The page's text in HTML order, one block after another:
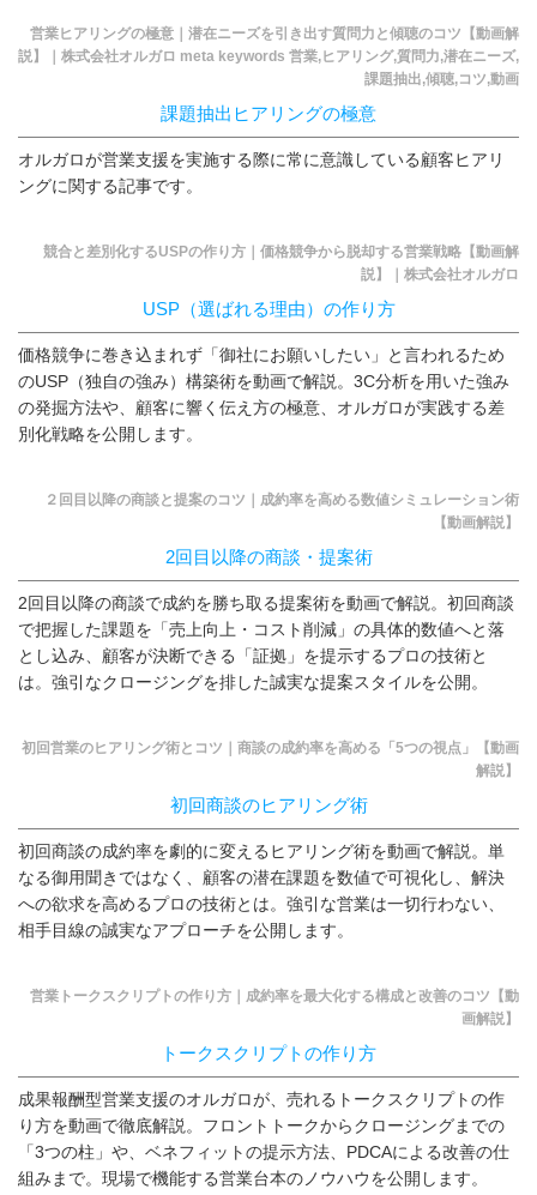
営業ヒアリングの極意｜潜在ニーズを引き出す質問力と傾聴のコツ【動画解
説】｜株式会社オルガロ meta keywords 営業,ヒアリング,質問力,潜在ニーズ,
課題抽出,傾聴,コツ,動画
課題抽出ヒアリングの極意
オルガロが営業支援を実施する際に常に意識している顧客ヒアリ
ングに関する記事です。
競合と差別化するUSPの作り方｜価格競争から脱却する営業戦略【動画解
説】｜株式会社オルガロ
USP（選ばれる理由）の作り方
価格競争に巻き込まれず「御社にお願いしたい」と言われるため
のUSP（独自の強み）構築術を動画で解説。3C分析を用いた強み
の発掘方法や、顧客に響く伝え方の極意、オルガロが実践する差
別化戦略を公開します。
２回目以降の商談と提案のコツ｜成約率を高める数値シミュレーション術
【動画解説】
2回目以降の商談・提案術
2回目以降の商談で成約を勝ち取る提案術を動画で解説。初回商談
で把握した課題を「売上向上・コスト削減」の具体的数値へと落
とし込み、顧客が決断できる「証拠」を提示するプロの技術と
は。強引なクロージングを排した誠実な提案スタイルを公開。
初回営業のヒアリング術とコツ｜商談の成約率を高める「5つの視点」【動画
解説】
初回商談のヒアリング術
初回商談の成約率を劇的に変えるヒアリング術を動画で解説。単
なる御用聞きではなく、顧客の潜在課題を数値で可視化し、解決
への欲求を高めるプロの技術とは。強引な営業は一切行わない、
相手目線の誠実なアプローチを公開します。
営業トークスクリプトの作り方｜成約率を最大化する構成と改善のコツ【動
画解説】
トークスクリプトの作り方
成果報酬型営業支援のオルガロが、売れるトークスクリプトの作
り方を動画で徹底解説。フロントトークからクロージングまでの
「3つの柱」や、ベネフィットの提示方法、PDCAによる改善の仕
組みまで。現場で機能する営業台本のノウハウを公開します。